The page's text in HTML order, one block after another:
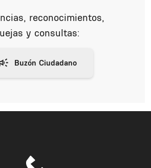
reconocimientos,
y consultas: